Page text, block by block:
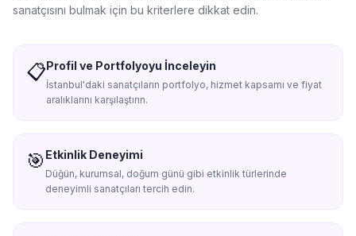
sanatçısını bulmak için bu kriterlere dikkat edin.
📋Profil ve Portfolyoyu İnceleyin
İstanbul'daki sanatçıların portfolyo, hizmet kapsamı ve fiyat
aralıklarını karşılaştırın.
🎯 Etkinlik Deneyimi
Düğün, kurumsal, doğum günü gibi etkinlik türlerinde
deneyimli sanatçıları tercih edin.